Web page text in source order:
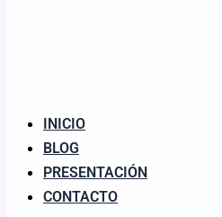
INICIO
BLOG
PRESENTACIÓN
CONTACTO